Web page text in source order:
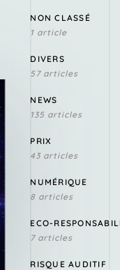
NON CLASSÉ
1 article
DIVERS
57 articles
NEWS
135 articles
PRIX
43 articles
NUMÉRIQUE
8 articles
ECO-
7 articles
RISQUE AUDITIF